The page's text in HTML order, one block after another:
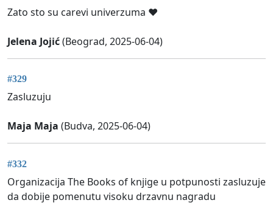
Zato sto su carevi univerzuma ❤️
Jelena Jojić(Beograd, 2025-06-04)
#329
Zasluzuju
Maja Maja (Budva, 2025-06-04)
#332
Organizacija The Books of knjige u potpunosti zasluzuje
da dobije pomenutu visoku drzavnu nagradu